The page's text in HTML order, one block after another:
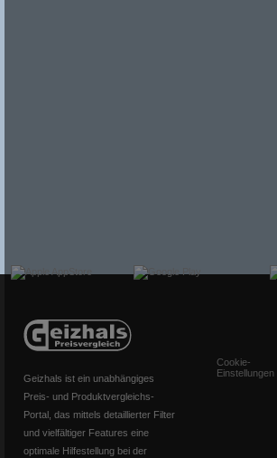
Geizhals ist ein unabhängiges
Preis- und Produktvergleichs-
Portal, das mittels detaillierter Filter
und vielfältiger Features eine
optimale Hilfestellung bei der
Cookie-
Einstellungen